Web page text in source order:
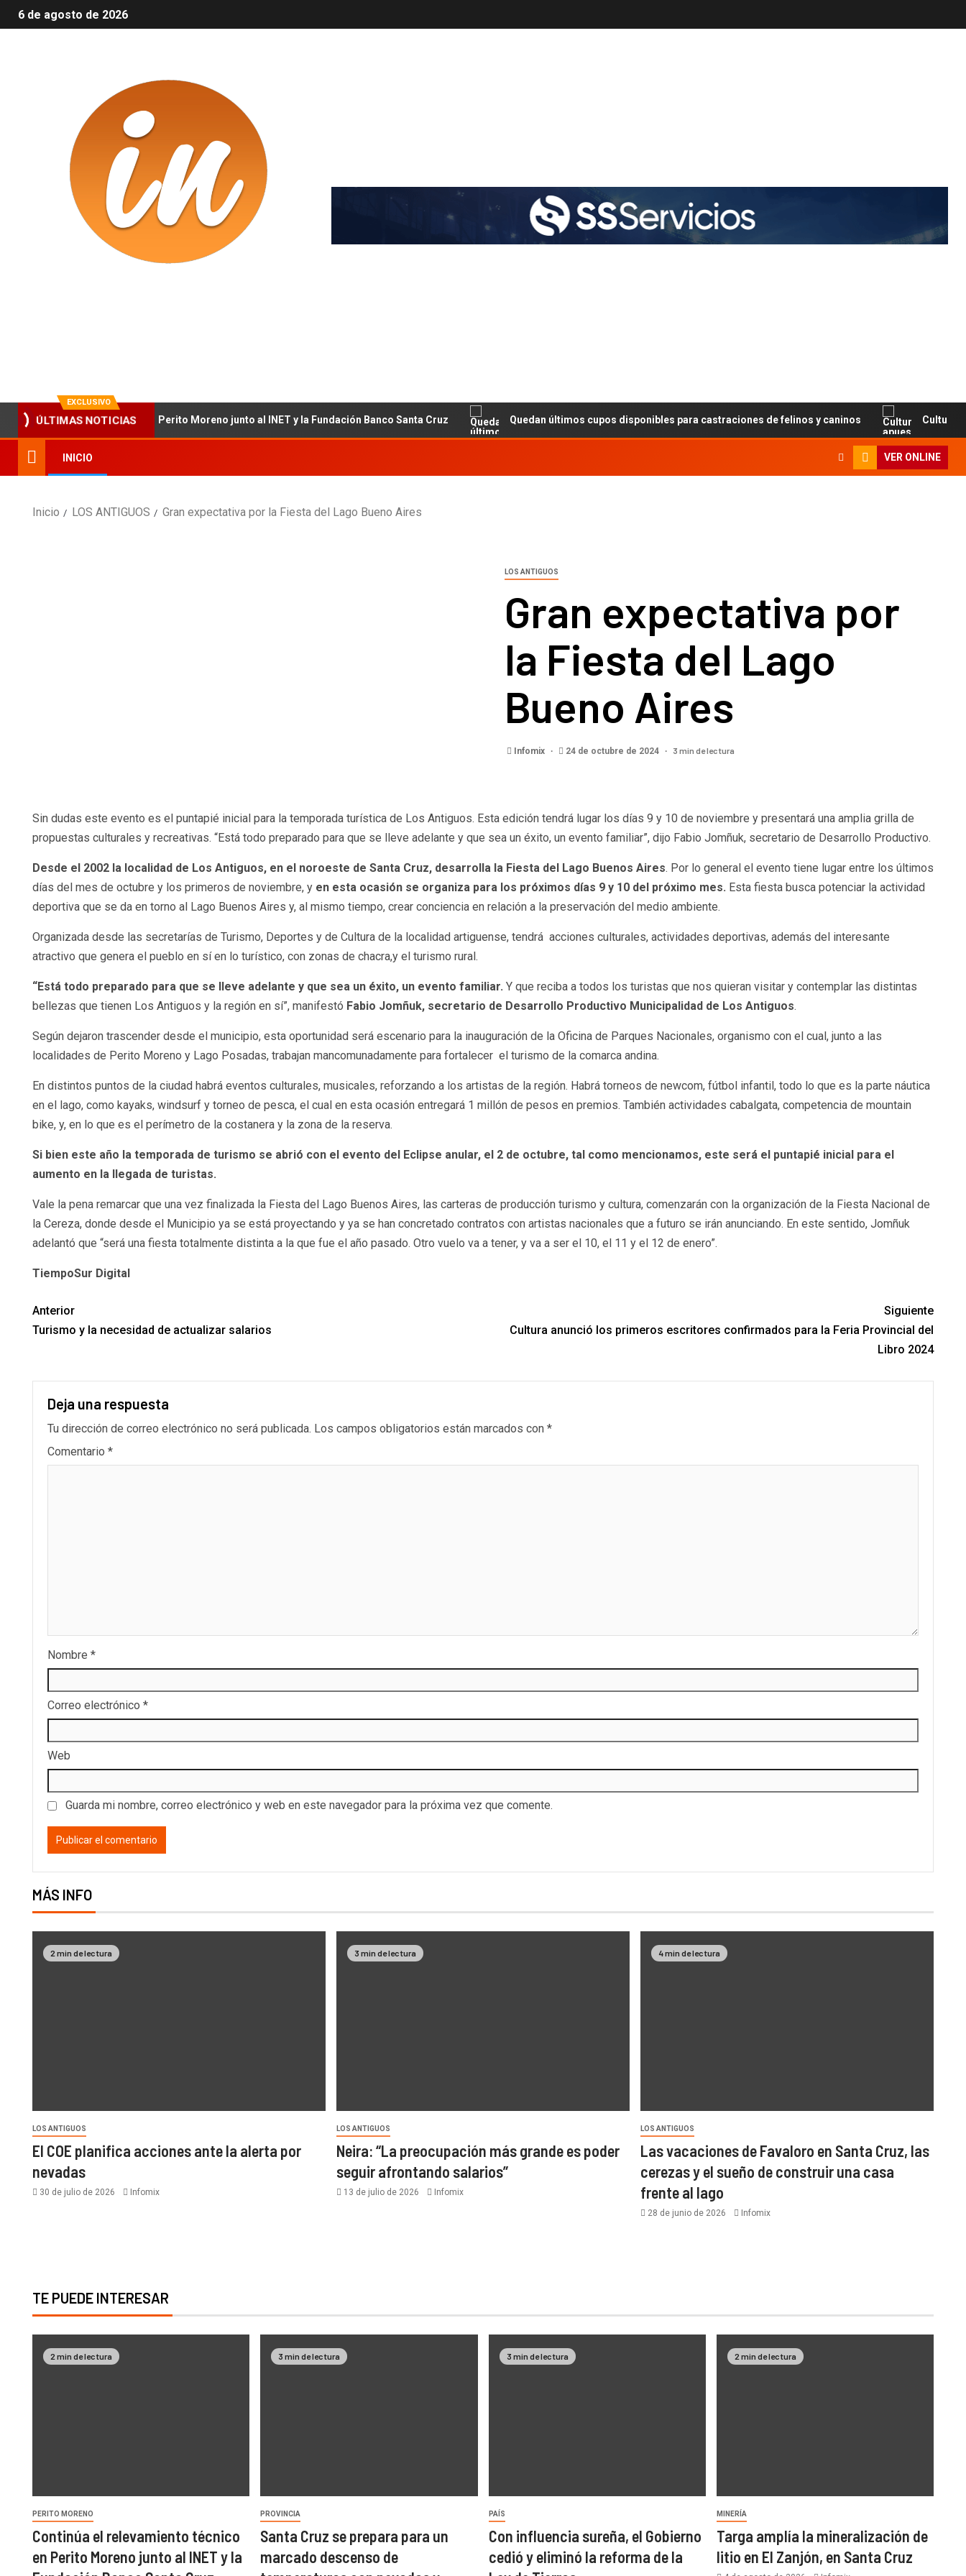
6 de agosto de 2026
EXCLUSIVO
ÚLTIMAS NOTICIAS
relevamiento técnico en Perito Moreno junto al INET y la Fundación Banco Santa Cruz Quedan últimos cupos disponibles para castraciones de felinos y caninos Cultura apuesta
INICIO VER ONLINE
Inicio LOS ANTIGUOS Gran expectativa por la Fiesta del Lago Bueno Aires
LOS ANTIGUOS
Gran expectativa por
la Fiesta del Lago
Bueno Aires
Infomix 24 de octubre de 2024 3 min de lectura
Sin dudas este evento es el puntapié inicial para la temporada turística de Los Antiguos. Esta edición tendrá lugar los días 9 y 10 de noviembre y presentará una amplia grilla de
propuestas culturales y recreativas. “Está todo preparado para que se lleve adelante y que sea un éxito, un evento familiar”, dijo Fabio Jomñuk, secretario de Desarrollo Productivo.
Desde el 2002 la localidad de Los Antiguos, en el noroeste de Santa Cruz, desarrolla la Fiesta del Lago Buenos Aires. Por lo general el evento tiene lugar entre los últimos
días del mes de octubre y los primeros de noviembre, y en esta ocasión se organiza para los próximos días 9 y 10 del próximo mes. Esta fiesta busca potenciar la actividad
deportiva que se da en torno al Lago Buenos Aires y, al mismo tiempo, crear conciencia en relación a la preservación del medio ambiente.
Organizada desde las secretarías de Turismo, Deportes y de Cultura de la localidad artiguense, tendrá acciones culturales, actividades deportivas, además del interesante
atractivo que genera el pueblo en sí en lo turístico, con zonas de chacra,y el turismo rural.
“Está todo preparado para que se lleve adelante y que sea un éxito, un evento familiar. Y que reciba a todos los turistas que nos quieran visitar y contemplar las distintas
bellezas que tienen Los Antiguos y la región en sí”, manifestó Fabio Jomñuk, secretario de Desarrollo Productivo Municipalidad de Los Antiguos.
Según dejaron trascender desde el municipio, esta oportunidad será escenario para la inauguración de la Oficina de Parques Nacionales, organismo con el cual, junto a las
localidades de Perito Moreno y Lago Posadas, trabajan mancomunadamente para fortalecer el turismo de la comarca andina.
En distintos puntos de la ciudad habrá eventos culturales, musicales, reforzando a los artistas de la región. Habrá torneos de newcom, fútbol infantil, todo lo que es la parte náutica
en el lago, como kayaks, windsurf y torneo de pesca, el cual en esta ocasión entregará 1 millón de pesos en premios. También actividades cabalgata, competencia de mountain
bike, y, en lo que es el perímetro de la costanera y la zona de la reserva.
Si bien este año la temporada de turismo se abrió con el evento del Eclipse anular, el 2 de octubre, tal como mencionamos, este será el puntapié inicial para el
aumento en la llegada de turistas.
Vale la pena remarcar que una vez finalizada la Fiesta del Lago Buenos Aires, las carteras de producción turismo y cultura, comenzarán con la organización de la Fiesta Nacional de
la Cereza, donde desde el Municipio ya se está proyectando y ya se han concretado contratos con artistas nacionales que a futuro se irán anunciando. En este sentido, Jomñuk
adelantó que “será una fiesta totalmente distinta a la que fue el año pasado. Otro vuelo va a tener, y va a ser el 10, el 11 y el 12 de enero”.
TiempoSur Digital
Anterior
Turismo y la necesidad de actualizar salarios
Siguiente
Cultura anunció los primeros escritores confirmados para la Feria Provincial del
Libro 2024
Deja una respuesta
Tu dirección de correo electrónico no será publicada. Los campos obligatorios están marcados con *
Comentario *
Nombre *
Correo electrónico *
Web
Guarda mi nombre, correo electrónico y web en este navegador para la próxima vez que comente.
MÁS INFO
2 min de lectura
LOS ANTIGUOS
El COE planifica acciones ante la alerta por
nevadas
30 de julio de 2026 Infomix
3 min de lectura
LOS ANTIGUOS
Neira: “La preocupación más grande es poder
seguir afrontando salarios”
13 de julio de 2026 Infomix
4 min de lectura
LOS ANTIGUOS
Las vacaciones de Favaloro en Santa Cruz, las
cerezas y el sueño de construir una casa
frente al lago
28 de junio de 2026 Infomix
TE PUEDE INTERESAR
2 min de lectura
PERITO MORENO
Continúa el relevamiento técnico
en Perito Moreno junto al INET y la
3 min de lectura
PROVINCIA
Santa Cruz se prepara para un
marcado descenso de
3 min de lectura
PAÍS
Con influencia sureña, el Gobierno
cedió y eliminó la reforma de la
2 min de lectura
MINERÍA
Targa amplía la mineralización de
litio en El Zanjón, en Santa Cruz